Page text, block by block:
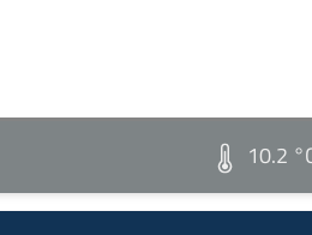
10.2